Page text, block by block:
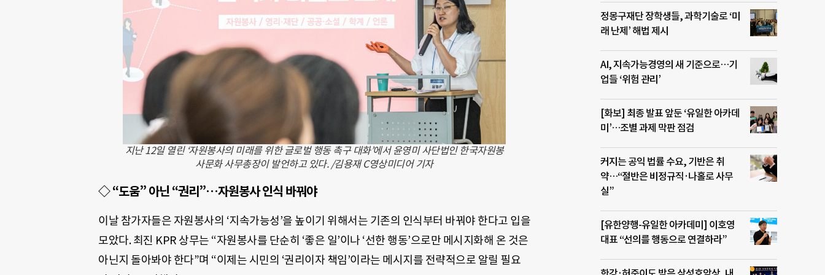
지난 12일 열린 ‘자원봉사의 미래를 위한 글로벌 행동 촉구 대화’에서 윤영미 사단법인 한국자원봉
사문화 사무총장이 발언하고 있다. /김용재 C영상미디어 기자
◇ “도움” 아닌 “권리”…자원봉사 인식 바꿔야
이날 참가자들은 자원봉사의 ‘지속가능성’을 높이기 위해서는 기존의 인식부터 바꿔야 한다고 입을
모았다. 최진 KPR 상무는 “자원봉사를 단순히 ‘좋은 일’이나 ‘선한 행동’으로만 메시지화해 온 것은
아닌지 돌아봐야 한다”며 “이제는 시민의 ‘권리이자 책임’이라는 메시지를 전략적으로 알릴 필요
정몽구재단 장학생들, 과학기술로 ‘미
래 난제’ 해법 제시
AI, 지속가능경영의 새 기준으로…기
업들 ‘위험 관리’
[화보] 최종 발표 앞둔 ‘유일한 아카데
미’…조별 과제 막판 점검
커지는 공익 법률 수요, 기반은 취
약…“절반은 비정규직·나홀로 사무
실”
[유한양행-유일한 아카데미] 이호영
대표 “선의를 행동으로 연결하라”